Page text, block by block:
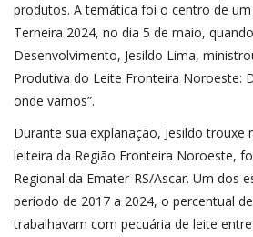
produtos. A temática foi o centro de
Terneira 2024, no dia 5 de maio,
Desenvolvimento, Jesildo Lima,
Produtiva do Leite Fronteira Noroeste:
onde vamos”.
Durante sua explanação, Jesildo trouxe
leiteira da Região Fronteira Noroeste,
Regional da Emater-RS/Ascar. Um dos
período de 2017 a 2024, o percentual
trabalhavam com pecuária de leite